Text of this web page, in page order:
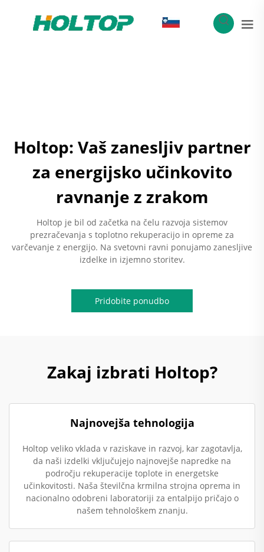
Holtop: Vaš zanesljiv partner
za energijsko učinkovito
ravnanje z zrakom
Holtop je bil od začetka na čelu razvoja sistemov
prezračevanja s toplotno rekuperacijo in opreme za
varčevanje z energijo. Na svetovni ravni ponujamo zanesljive
izdelke in izjemno storitev.
Pridobite ponudbo
Zakaj izbrati Holtop?
Najnovejša tehnologija
Holtop veliko vklada v raziskave in razvoj, kar zagotavlja,
da naši izdelki vključujejo najnovejše napredke na
področju rekuperacije toplote in energetske
učinkovitosti. Naša številčna krmilna strojna oprema in
nacionalno odobreni laboratoriji za entalpijo pričajo o
našem tehnološkem znanju.